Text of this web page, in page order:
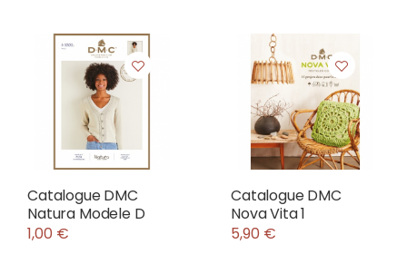
Catalogue DMC
Natura Modele D
1,00 €
Catalogue DMC
Nova Vita 1
5,90 €